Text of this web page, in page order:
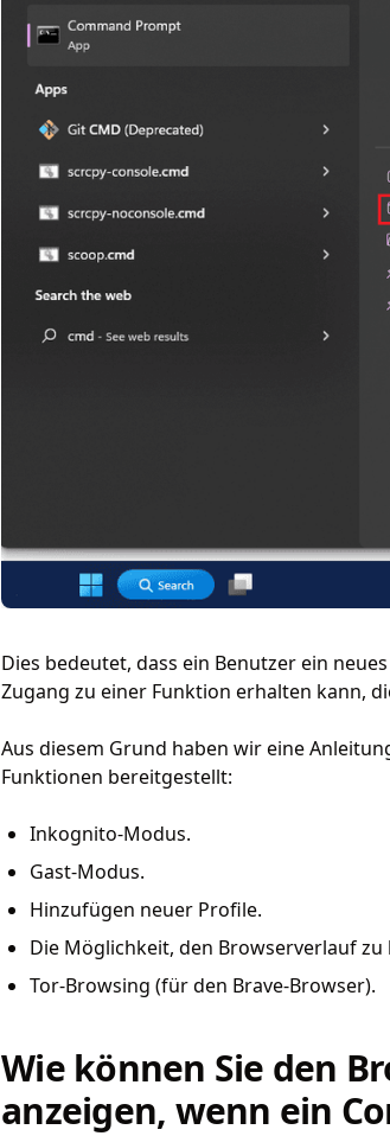
Dies bedeutet, dass ein Benutzer ein
Zugang zu einer Funktion erhalten kann,
Aus diesem Grund haben wir eine
Funktionen bereitgestellt:
Inkognito-Modus.
Gast-Modus.
Hinzufügen neuer Profile.
Die Möglichkeit, den Browserverlauf zu
Tor-Browsing (für den Brave-Browser).
Wie können Sie den
anzeigen, wenn ein